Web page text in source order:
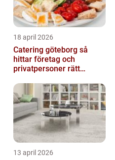
18 april 2026
Catering göteborg så
hittar företag och
privatpersoner rätt
13 april 2026